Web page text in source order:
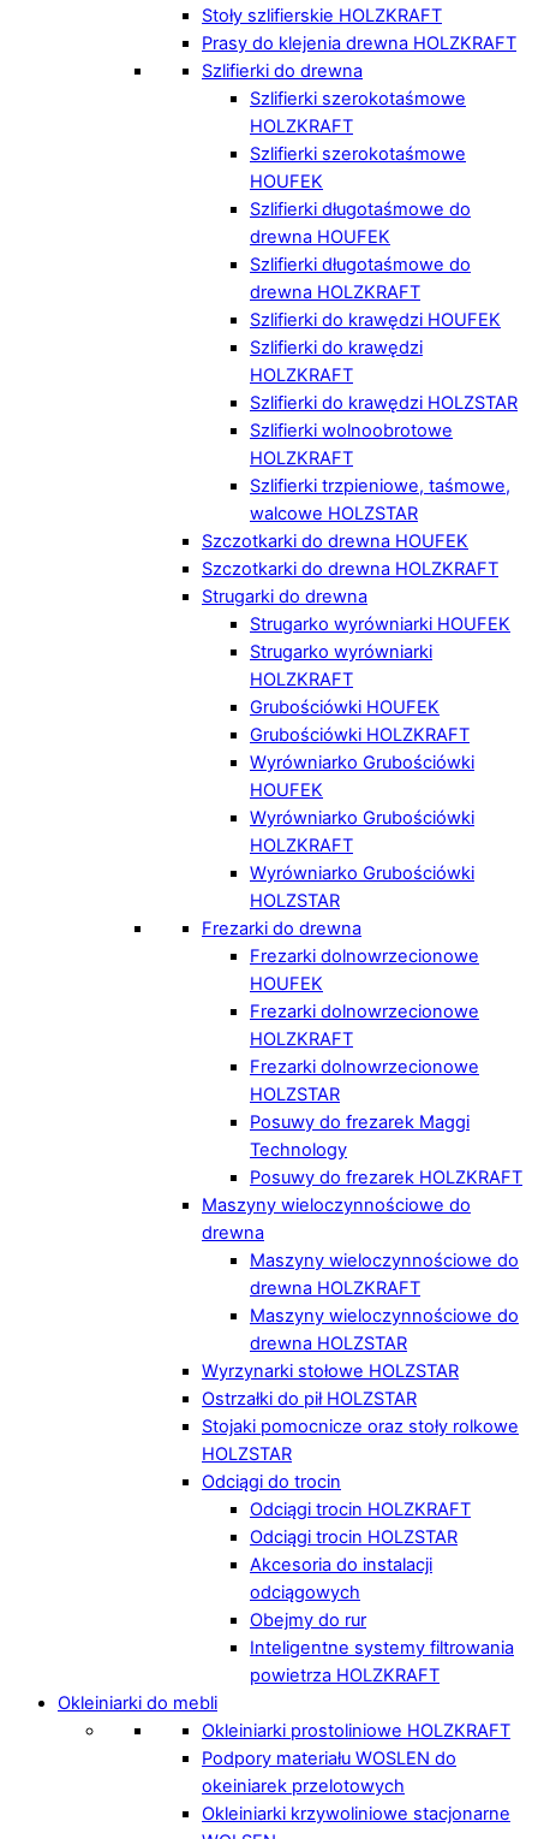
Stoły szlifierskie HOLZKRAFT
Prasy do klejenia drewna HOLZKRAFT
Szlifierki do drewna
Szlifierki szerokotaśmowe
HOLZKRAFT
Szlifierki szerokotaśmowe
HOUFEK
Szlifierki długotaśmowe do
drewna HOUFEK
Szlifierki długotaśmowe do
drewna HOLZKRAFT
Szlifierki do krawędzi HOUFEK
Szlifierki do krawędzi
HOLZKRAFT
Szlifierki do krawędzi HOLZSTAR
Szlifierki wolnoobrotowe
HOLZKRAFT
Szlifierki trzpieniowe, taśmowe,
walcowe HOLZSTAR
Szczotkarki do drewna HOUFEK
Szczotkarki do drewna HOLZKRAFT
Strugarki do drewna
Strugarko wyrówniarki HOUFEK
Strugarko wyrówniarki
HOLZKRAFT
Grubościówki HOUFEK
Grubościówki HOLZKRAFT
Wyrówniarko Grubościówki
HOUFEK
Wyrówniarko Grubościówki
HOLZKRAFT
Wyrówniarko Grubościówki
HOLZSTAR
Frezarki do drewna
Frezarki dolnowrzecionowe
HOUFEK
Frezarki dolnowrzecionowe
HOLZKRAFT
Frezarki dolnowrzecionowe
HOLZSTAR
Posuwy do frezarek Maggi
Technology
Posuwy do frezarek HOLZKRAFT
Maszyny wieloczynnościowe do
drewna
Maszyny wieloczynnościowe do
drewna HOLZKRAFT
Maszyny wieloczynnościowe do
drewna HOLZSTAR
Wyrzynarki stołowe HOLZSTAR
Ostrzałki do pił HOLZSTAR
Stojaki pomocnicze oraz stoły rolkowe
HOLZSTAR
Odciągi do trocin
Odciągi trocin HOLZKRAFT
Odciągi trocin HOLZSTAR
Akcesoria do instalacji
odciągowych
Obejmy do rur
Inteligentne systemy filtrowania
powietrza HOLZKRAFT
Okleiniarki do mebli
Okleiniarki prostoliniowe HOLZKRAFT
Podpory materiału WOSLEN do
okeiniarek przelotowych
Okleiniarki krzywoliniowe stacjonarne